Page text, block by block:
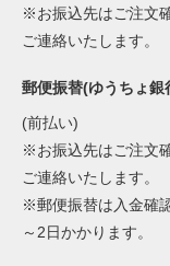
※お振込先はご注文
ご連絡いたします。
郵便振替(ゆうちょ銀
(前払い)
※お振込先はご注文
ご連絡いたします。
※郵便振替は入金確
～2日かかります。